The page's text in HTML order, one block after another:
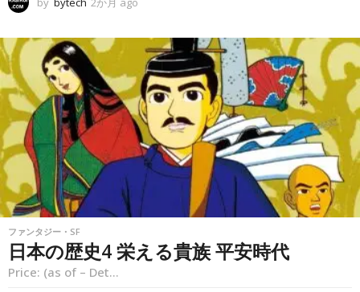
a
o
ファンタジー・SF
日本の歴史4 栄える貴族 平安時代
Price: (as of – Det...